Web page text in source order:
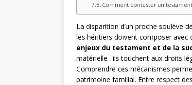
Comment contester un
La disparition d’un proche soulève
les héritiers doivent composer avec
enjeux du testament et de la
matérielle : ils touchent aux droits
Comprendre ces mécanismes
patrimoine familial. Entre respect